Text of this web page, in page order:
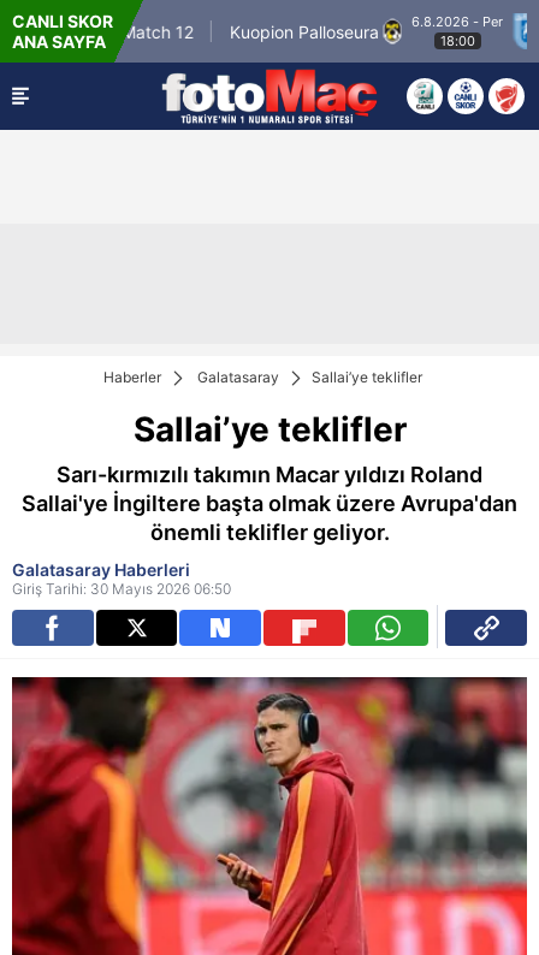
CANLI SKOR
ANA SAYFA
Winner Match 12 Kuopion Palloseura
6.8.2026 - Per
18:00
Haberler Galatasaray Sallai’ye teklifler
Sallai’ye teklifler
Sarı-kırmızılı takımın Macar yıldızı Roland
Sallai'ye İngiltere başta olmak üzere Avrupa'dan
önemli teklifler geliyor.
Galatasaray Haberleri
Giriş Tarihi: 30 Mayıs 2026 06:50